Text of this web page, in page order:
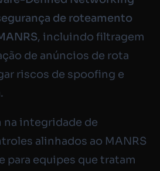
de roteamento
, incluindo filtragem
de anúncios de rota
riscos de spoofing e
na integridade de
alinhados ao MANRS
para equipes que tratam